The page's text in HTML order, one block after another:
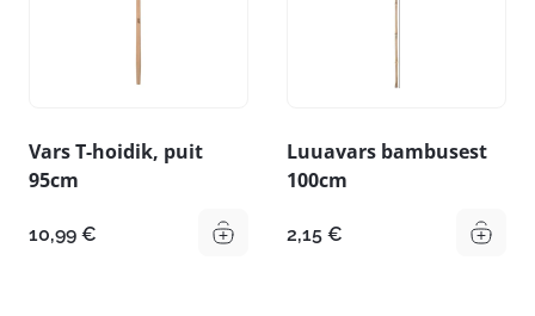
Vars T-hoidik, puit
95cm
10,99 €
Luuavars bambusest
100cm
2,15 €